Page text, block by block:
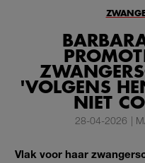
'VOLGENS
NIET
28-04-2026 |
Vlak voor haar